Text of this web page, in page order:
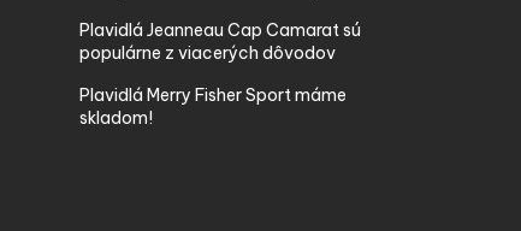
Plavidlá Jeanneau Cap Camarat sú
populárne z viacerých dôvodov
Plavidlá Merry Fisher Sport máme
skladom!